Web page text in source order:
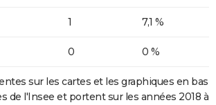
1 7,1 %
0 0 %
sur les cartes et les graphiques en bas
de l'Insee et portent sur les années 2018 à